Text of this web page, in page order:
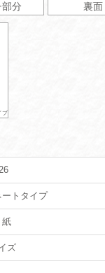
部分 裏面
プ
ートタイプ
紙
ズ